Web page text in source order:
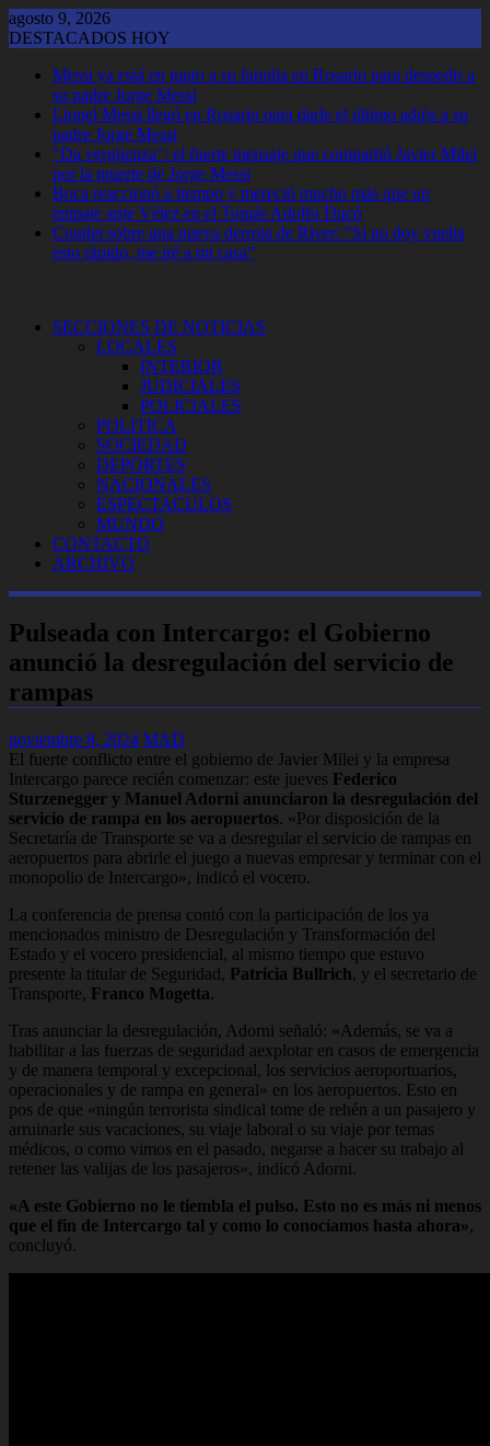
Saltar
al
agosto 9, 2026
DESTACADOS HOY
Messi ya está en junto a su familia en Rosario para despedir a
su padre Jorge Messi
Lionel Messi llegó en Rosario para darle el último adiós a su
padre Jorge Messi
"Da vergüenza": el fuerte mensaje que compartió Javier Milei
por la muerte de Jorge Messi
Boca reaccionó a tiempo y mereció mucho más que un
empate ante Vélez en el Tomás Adolfo Ducó
Coudet sobre una nueva derrota de River: “Si no doy vuelta
esto rápido, me iré a mi casa”
SECCIONES DE NOTICIAS
LOCALES
INTERIOR
JUDICIALES
POLICIALES
POLITICA
SOCIEDAD
DEPORTES
NACIONALES
ESPECTACULOS
MUNDO
CONTACTO
ARCHIVO
Pulseada con Intercargo: el Gobierno
anunció la desregulación del servicio de
rampas
noviembre 8, 2024 MAD
El fuerte conflicto entre el gobierno de Javier Milei y la empresa
Intercargo parece recién comenzar: este jueves Federico
Sturzenegger y Manuel Adorni anunciaron la desregulación del
servicio de rampa en los aeropuertos. «Por disposición de la
Secretaría de Transporte se va a desregular el servicio de rampas en
aeropuertos para abrirle el juego a nuevas empresar y terminar con el
monopolio de Intercargo», indicó el vocero.
La conferencia de prensa contó con la participación de los ya
mencionados ministro de Desregulación y Transformación del
Estado y el vocero presidencial, al mismo tiempo que estuvo
presente la titular de Seguridad, Patricia Bullrich, y el secretario de
Transporte, Franco Mogetta.
Tras anunciar la desregulación, Adorni señaló: «Además, se va a
habilitar a las fuerzas de seguridad aexplotar en casos de emergencia
y de manera temporal y excepcional, los servicios aeroportuarios,
operacionales y de rampa en general» en los aeropuertos. Esto en
pos de que «ningún terrorista sindical tome de rehén a un pasajero y
arruinarle sus vacaciones, su viaje laboral o su viaje por temas
médicos, o como vimos en el pasado, negarse a hacer su trabajo al
retener las valijas de los pasajeros», indicó Adorni.
«A este Gobierno no le tiembla el pulso. Esto no es más ni menos
que el fin de Intercargo tal y como lo conocíamos hasta ahora»,
concluyó.